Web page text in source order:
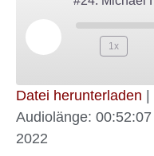
1x
Amazon
TEILEN
Datei herunterladen
Audiolänge: 00:52:07
2022